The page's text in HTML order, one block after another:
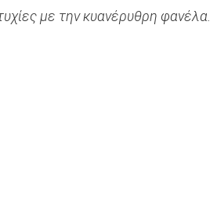
με την κυανέρυθρη φανέλα.